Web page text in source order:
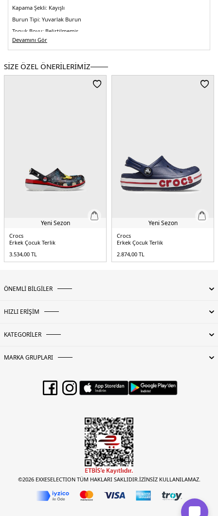
Kapama Şekli: Kayışlı
Burun Tipi: Yuvarlak Burun
Topuk Boyu: Belirtilmemiş
Topuk Tipi:Düz
Menşei:Hindistan
4DY02070193CB.65
Devamını Gör
SİZE ÖZEL ÖNERİLERİMİZ
Yeni Sezon
Crocs
Erkek Çocuk Terlik
3.534,00 TL
Yeni Sezon
Crocs
Erkek Çocuk Terlik
2.874,00 TL
ÖNEMLİ BİLGİLER
HIZLI ERİŞİM
KATEGORİLER
MARKA GRUPLARI
©2026 EXXESELECTION TÜM HAKLARI SAKLIDIR.İZİNSİZ KULLANILAMAZ.